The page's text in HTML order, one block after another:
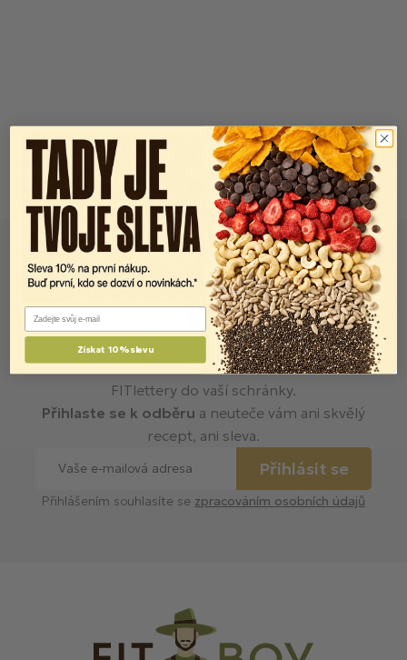
Newsletter
FITlettery do vaší schránky.
Přihlaste se k odběru a neuteče vám ani skvělý
recept, ani sleva.
Přihlásit se
Přihlášením souhlasíte se zpracováním osobních údajů
Email
Získat 10% slevu